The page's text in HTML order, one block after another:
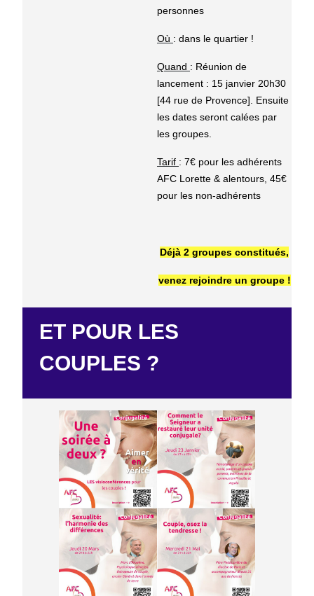
personnes
Où : dans le quartier !
Quand : Réunion de
lancement : 15 janvier 20h30
[44 rue de Provence]. Ensuite
les dates seront calées par
les groupes.
Tarif : 7€ pour les adhérents
AFC Lorette & alentours, 45€
pour les non-adhérents
Déjà 2 groupes constitués,
venez rejoindre un groupe !
ET POUR LES
COUPLES ?